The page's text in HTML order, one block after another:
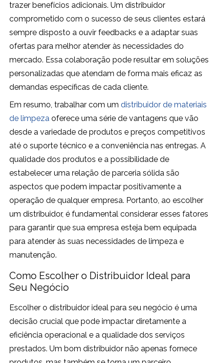
trazer benefícios adicionais. Um distribuidor
comprometido com o sucesso de seus clientes estará
sempre disposto a ouvir feedbacks e a adaptar suas
ofertas para melhor atender às necessidades do
mercado. Essa colaboração pode resultar em soluções
personalizadas que atendam de forma mais eficaz as
demandas específicas de cada cliente.
Em resumo, trabalhar com umdistribuidor de materiais
de limpeza oferece uma série de vantagens que vão
desde a variedade de produtos e preços competitivos
até o suporte técnico e a conveniência nas entregas. A
qualidade dos produtos e a possibilidade de
estabelecer uma relação de parceria sólida são
aspectos que podem impactar positivamente a
operação de qualquer empresa. Portanto, ao escolher
um distribuidor, é fundamental considerar esses fatores
para garantir que sua empresa esteja bem equipada
para atender às suas necessidades de limpeza e
manutenção.
Como Escolher o Distribuidor Ideal para
Seu Negócio
Escolher o distribuidor ideal para seu negócio é uma
decisão crucial que pode impactar diretamente a
eficiência operacional e a qualidade dos serviços
prestados. Um bom distribuidor não apenas fornece